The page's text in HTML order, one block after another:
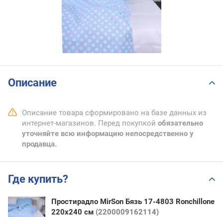
Описание
Описание товара сформировано на базе данных из
интернет-магазинов. Перед покупкой обязательно
уточняйте всю информацию непосредственно у
продавца.
Где купить?
Простирадло MirSon Бязь 17-4803 Ronchillone
220x240 см (2200009162114)